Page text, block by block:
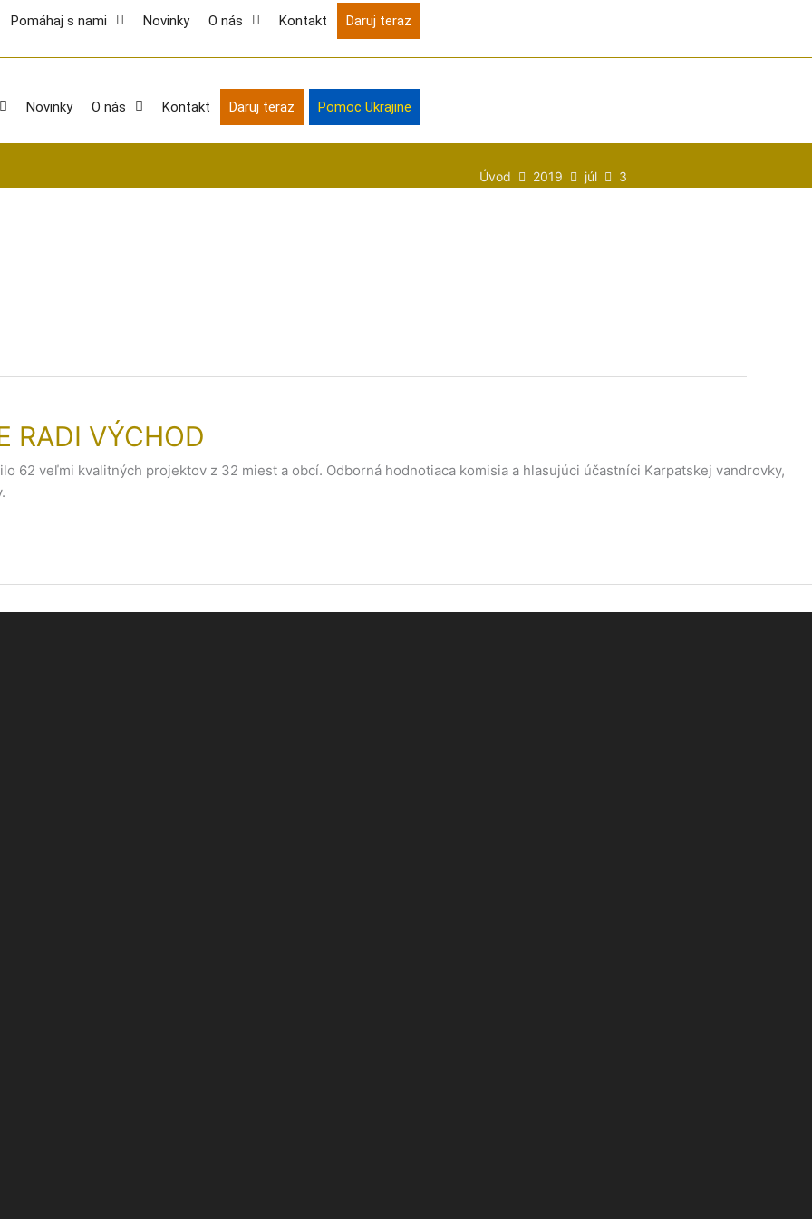
Pomáhaj s nami Novinky O nás Kontakt Daruj teraz
Novinky O nás Kontakt Daruj teraz Pomoc Ukrajine
Úvod 2019 júl 3
VÝCHOD
62 veľmi kvalitných projektov z 32 miest a obcí. Odborná hodnotiaca komisia a hlasujúci účastníci Karpatskej vandrovky,